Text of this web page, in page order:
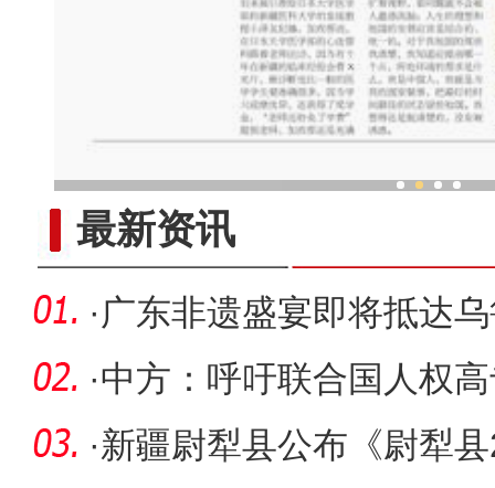
么回到新疆”（一）
最新资讯
·广东非遗盛宴即将抵达
·中方：呼吁联合国人权
虚假信息
·新疆尉犁县公布《尉犁